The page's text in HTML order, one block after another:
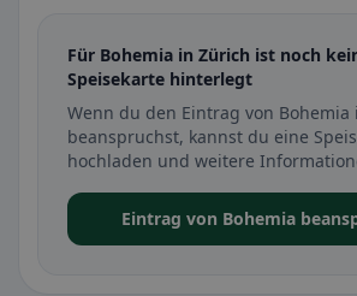
Für Bohemia in Zürich ist noch
Speisekarte hinterlegt
Wenn du den Eintrag von Bohemia
beanspruchst, kannst du eine
hochladen und weitere
Eintrag von Bohemia